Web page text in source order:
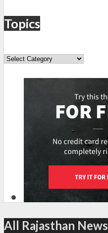
Topics
Topics
All Rajasthan News